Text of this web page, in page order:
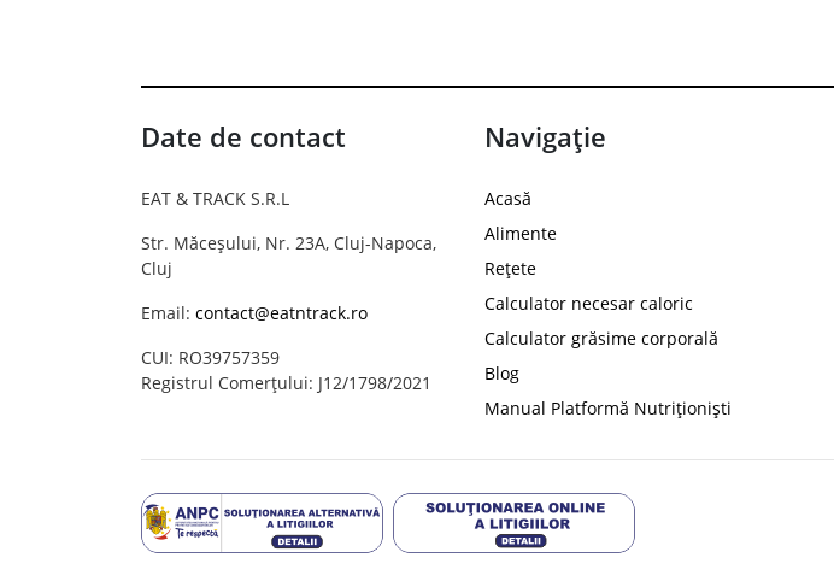
Date de contact
EAT & TRACK S.R.L
Str. Măceșului, Nr. 23A, Cluj-Napoca,
Cluj
Email: contact@eatntrack.ro
CUI: RO39757359
Registrul Comerțului: J12/1798/2021
Navigație
Acasă
Alimente
Rețete
Calculator necesar caloric
Calculator grăsime corporală
Blog
Manual Platformă Nutriționiști